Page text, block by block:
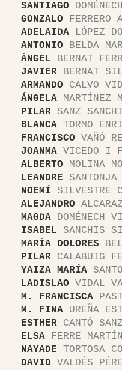
FERRERO
LÓPEZ
BELDA
BERNAT
BERNAT
CALVO
MARTÍNEZ
SANZ
TORMO
VAÑÓ
VICEDO I
MOLINA
SILVESTRE
DOMÉNECH
SANCHIS
DOLORES
CALABUIG
MARÍA
VIDAL
FINA UREÑA
CANTÓ
FERRE
TORTOSA
VALDÉS